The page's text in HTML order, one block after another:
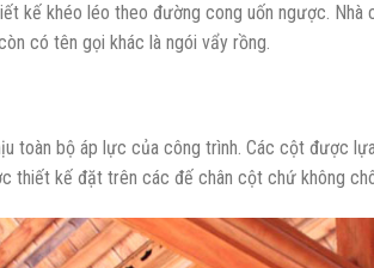
kế khéo léo theo đường cong uốn ngược.
có tên gọi khác là ngói vẩy rồng.
toàn bộ áp lực của công trình. Các cột được
thiết kế đặt trên các đế chân cột chứ không